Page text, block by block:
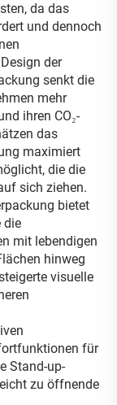
da das
und dennoch
der
senkt die
mehr
ihren CO₂-
das
maximiert
die die
sich ziehen.
bietet
die
mit lebendigen
hinweg
visuelle
für
Stand-up-
zu öffnende